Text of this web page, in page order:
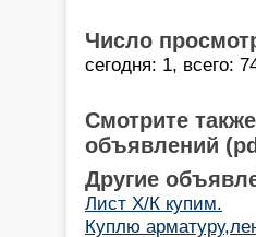
Число
сегодня: 1, всего:
Смотрите
объявлений
Другие
Лист Х/К купим.
Куплю